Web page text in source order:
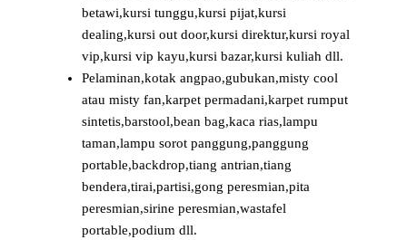
betawi,kursi tunggu,kursi pijat,kursi
dealing,kursi out door,kursi direktur,kursi royal
vip,kursi vip kayu,kursi bazar,kursi kuliah dll.
Pelaminan,kotak angpao,gubukan,misty cool
atau misty fan,karpet permadani,karpet rumput
sintetis,barstool,bean bag,kaca rias,lampu
taman,lampu sorot panggung,panggung
portable,backdrop,tiang antrian,tiang
bendera,tirai,partisi,gong peresmian,pita
peresmian,sirine peresmian,wastafel
portable,podium dll.